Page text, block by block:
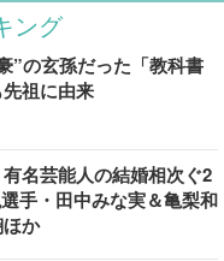
ング
”の玄孫だった「教科書
祖に由来
有名芸能人の結婚相次ぐ2
手・田中みな実＆亀梨和
か